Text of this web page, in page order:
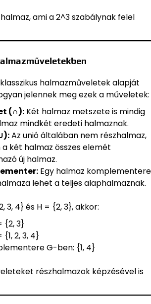
ami a 2^3 szabálynak felel
halmazműveletek alapját
jelennek meg ezek a műveletek:
(∩): Két halmaz metszete is mindig
mindkét eredeti halmaznak.
Az unió általában nem részhalmaz,
két halmaz összes elemét
új halmaz.
Egy halmaz komplementere
lehet a teljes alaphalmaznak.
3, 4} és H = {2, 3}, akkor:
{2, 3}
2, 3, 4}
G-ben: {1, 4}
részhalmazok képzésével is